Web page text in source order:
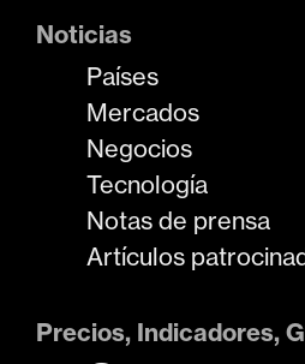
Noticias
Países
Mercados
Negocios
Tecnología
Notas de prensa
Artículos
Precios, Indicadores,